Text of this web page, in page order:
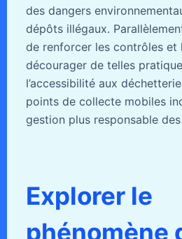
des dangers
dépôts illégaux.
de renforcer les contrôles et
décourager de telles
l’accessibilité aux
points de collecte mobiles
gestion plus responsable
Explorer le
phénomène